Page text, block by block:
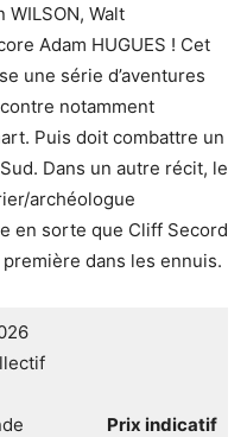
WILSON, Walt
Adam HUGUES ! Cet
une série d’aventures
notamment
Puis doit combattre un
Dans un autre récit, le
archéologue
en sorte que Cliff Secord
dans les ennuis.
Prix indicatif